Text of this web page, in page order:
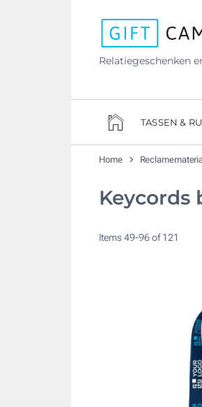
Relatiegeschenken
TASSEN &
Home
Keycords
Items49-96of121